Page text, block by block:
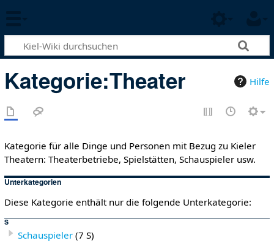
Hilfe
Kategorie:Theater
Kategorie für alle Dinge und Personen mit Bezug zu Kieler
Theatern: Theaterbetriebe, Spielstätten, Schauspieler usw.
Unterkategorien
Diese Kategorie enthält nur die folgende Unterkategorie:
S
Schauspieler (7 S)